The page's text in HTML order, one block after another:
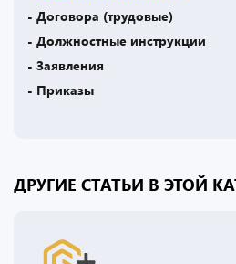
- Договора (трудовые)
- Должностные инструкции
- Заявления
- Приказы
ДРУГИЕ СТАТЬИ В ЭТОЙ